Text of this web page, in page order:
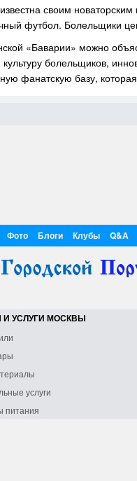
своим
футбол. Болельщики
«Баварии» можно
культуру болельщиков,
фанатскую базу,
Фото Блоги Клубы Q&A
УСЛУГИ МОСКВЫ
услуги
питания